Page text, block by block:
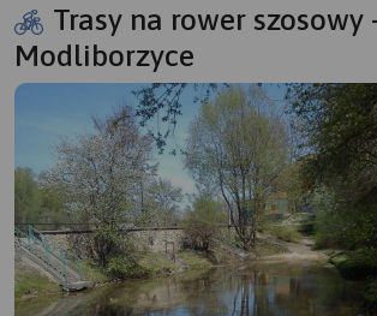
Trasy na rower szosowy
Modliborzyce